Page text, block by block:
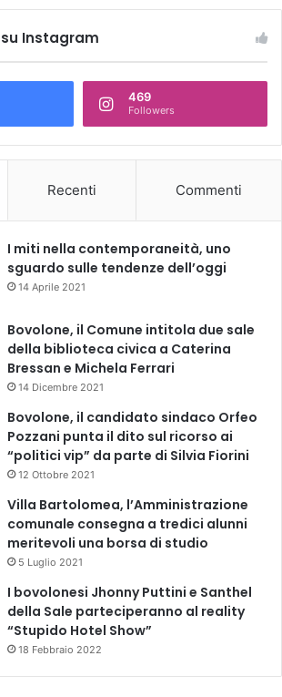
su Instagram
469
Followers
Recenti Commenti
I miti nella contemporaneità, uno
sguardo sulle tendenze dell’oggi
14 Aprile 2021
Bovolone, il Comune intitola due sale
della biblioteca civica a Caterina
Bressan e Michela Ferrari
14 Dicembre 2021
Bovolone, il candidato sindaco Orfeo
Pozzani punta il dito sul ricorso ai
“politici vip” da parte di Silvia Fiorini
12 Ottobre 2021
Villa Bartolomea, l’Amministrazione
comunale consegna a tredici alunni
meritevoli una borsa di studio
5 Luglio 2021
I bovolonesi Jhonny Puttini e Santhel
della Sale parteciperanno al reality
“Stupido Hotel Show”
18 Febbraio 2022